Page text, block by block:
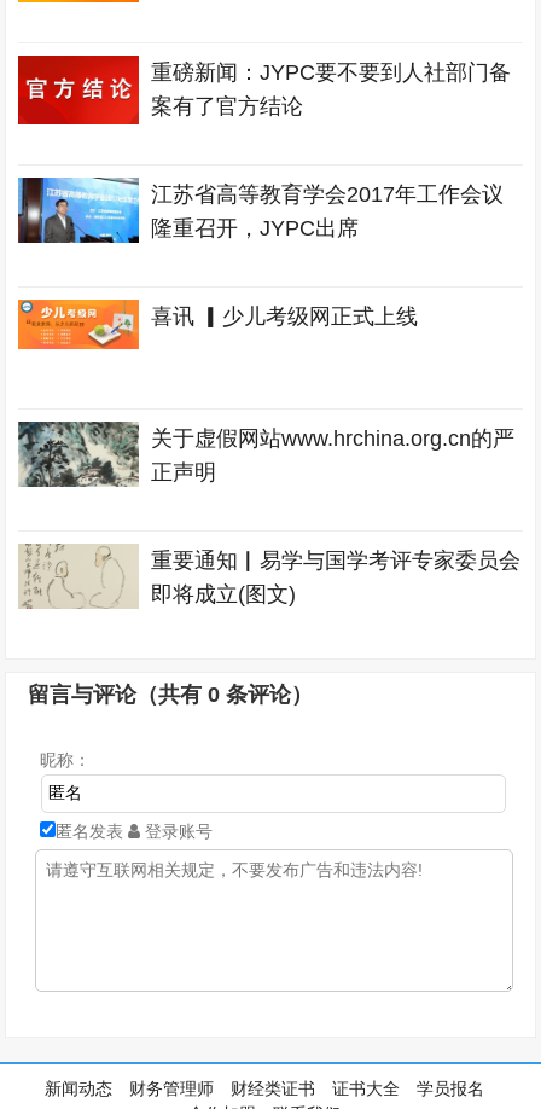
重磅新闻：JYPC要不要到人社部门备
案有了官方结论
江苏省高等教育学会2017年工作会议
隆重召开，JYPC出席
喜讯 ▎少儿考级网正式上线
关于虚假网站www.hrchina.org.cn的严
正声明
重要通知▏易学与国学考评专家委员会
即将成立(图文)
留言与评论（共有0 条评论）
昵称：
匿名发表 登录账号
新闻动态 财务管理师 财经类证书 证书大全
学员报名